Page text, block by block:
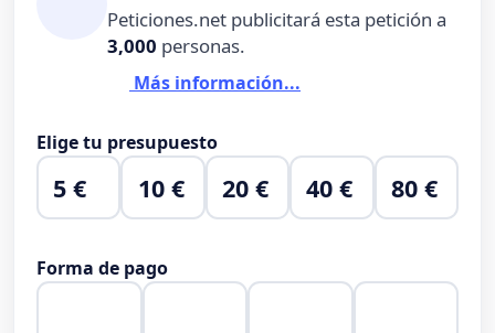
Peticiones.net publicitará esta petición a
3,000 personas.
Más información...
Elige tu presupuesto
5 € 10 € 20 € 40 € 80 €
Forma de pago